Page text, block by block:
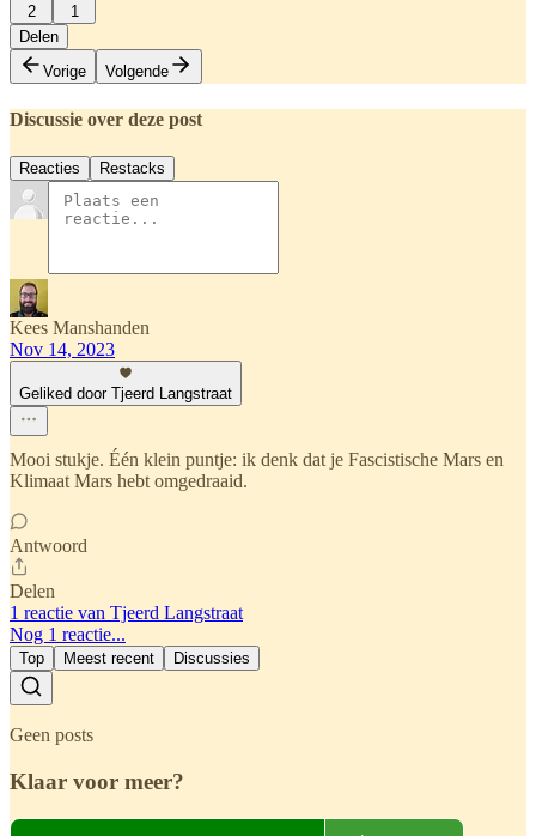
2
1
Delen
Vorige
Volgende
Discussie over deze post
Reacties Restacks
Kees Manshanden
Nov 14, 2023
Geliked door Tjeerd Langstraat
Mooi stukje. Één klein puntje: ik denk dat je Fascistische Mars en
Klimaat Mars hebt omgedraaid.
Antwoord
Delen
1 reactie van Tjeerd Langstraat
Nog 1 reactie...
Top Meest recent Discussies
Geen posts
Klaar voor meer?